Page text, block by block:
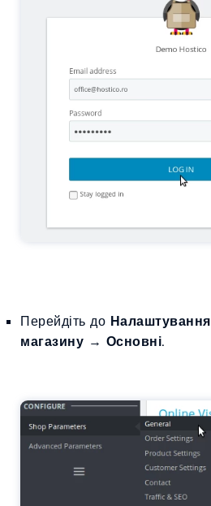
Перейдіть до Налаштування
магазину → Основні.